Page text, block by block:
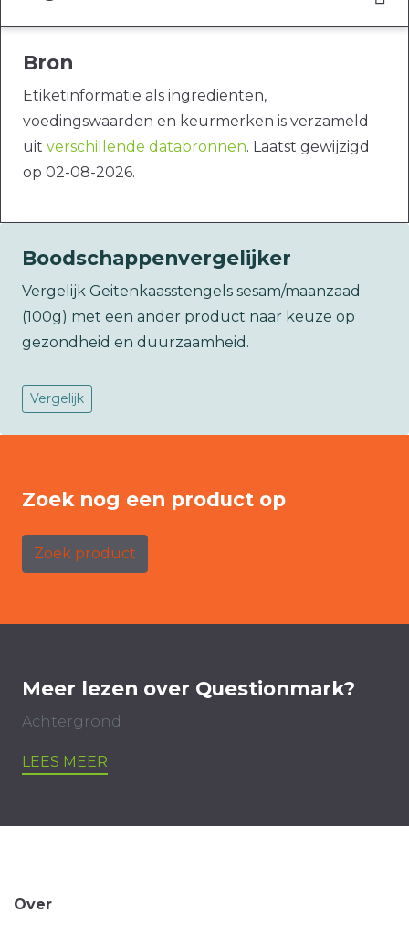
Bron
Etiketinformatie als ingrediënten,
voedingswaarden en keurmerken is verzameld
uit verschillende databronnen. Laatst gewijzigd
op 02-08-2026.
Boodschappenvergelijker
Vergelijk Geitenkaasstengels sesam/maanzaad
(100g) met een ander product naar keuze op
gezondheid en duurzaamheid.
Vergelijk
Zoek nog een product op
Zoek product
Meer lezen over Questionmark?
Achtergrond
LEES MEER
Over